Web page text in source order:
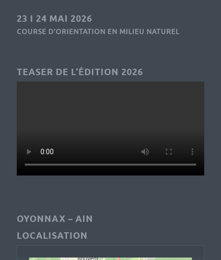
23 I 24 MAI 2026
COURSE D’ORIENTATION EN MILIEU NATUREL
TEASER DE L’ÉDITION 2026
OYONNAX – AIN
LOCALISATION